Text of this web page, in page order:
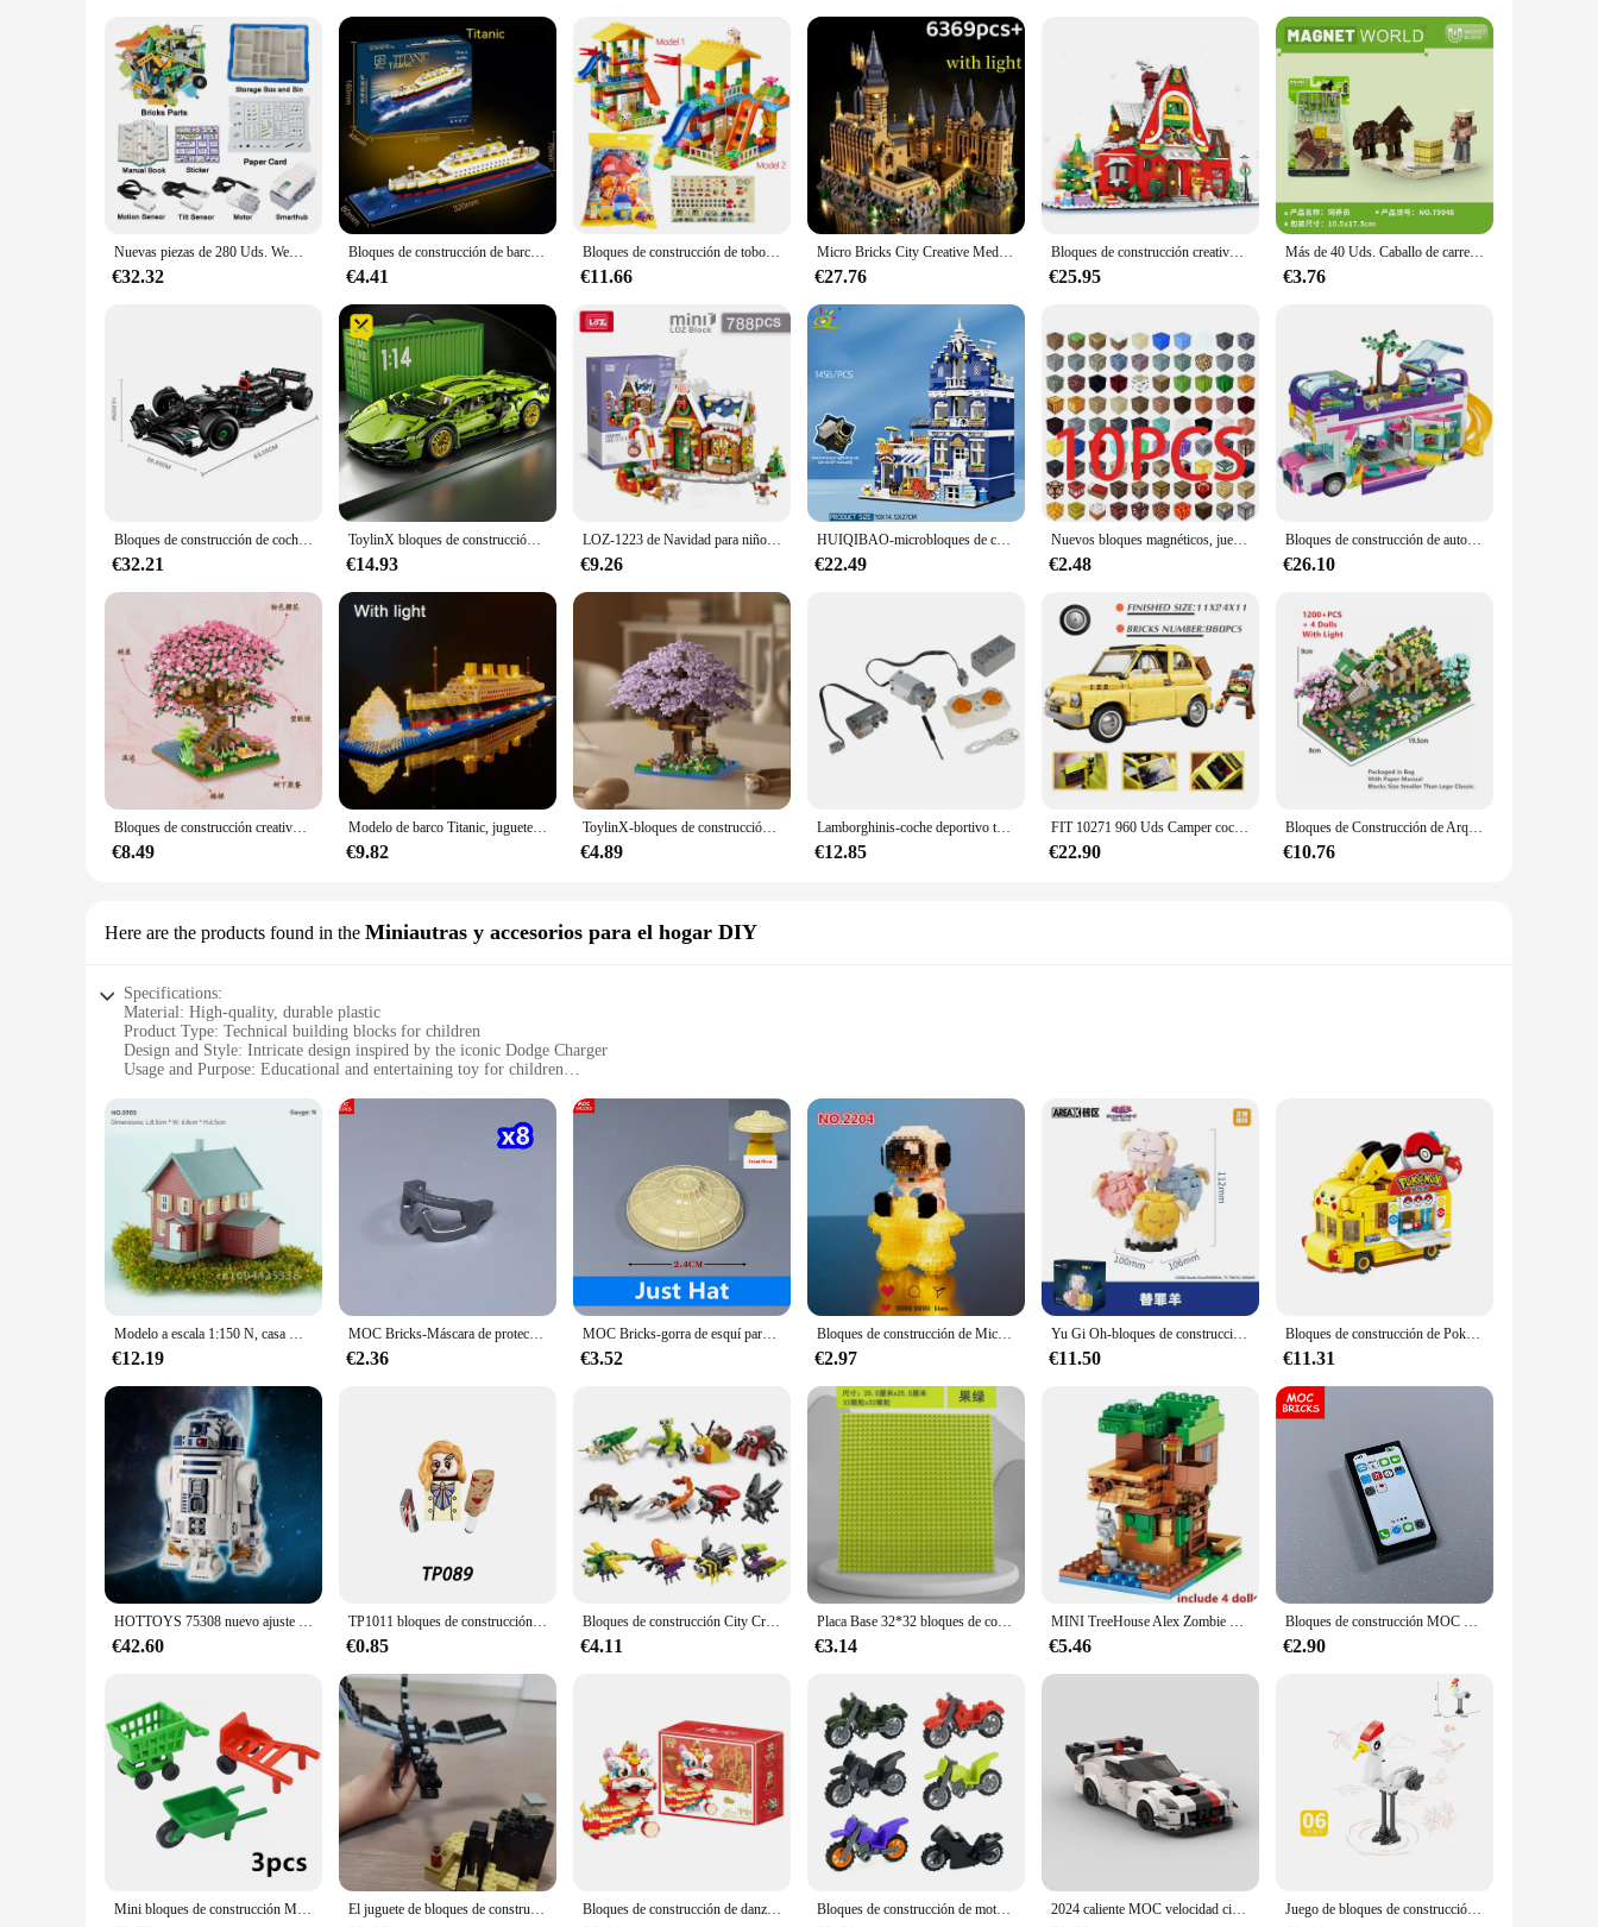
Nuevas piezas de 280 Uds. WeDo 2,0, juego de núcleos de construcción de robótica, bloques de construcción compatibles con 45300 Scratch 3,0, juguetes educativos DIY
€32.32
Bloques de construcción de barco gigante Titanic, juego de crucero Iceberg de lujo, Micro ciudad, modelo DIY, juguetes de ladrillos para niños, regalo para adultos
€4.41
Bloques de construcción de tobogán para niños, juguete de ladrillos para armar Castillo de gran tamaño, serie City House, ideal para regalo, código 153, piezas
€11.66
Micro Bricks City Creative Medieval Magic Castle Series, Escuela de Arquitectura, modelo de Palacio, bloques de construcción, regalos para niños, juguetes de montaje
€27.76
Bloques de construcción creativos para niños, modelo de Casa de Arte de Navidad, pueblo de invierno, juguetes para niños, regalo de Navidad, 2023
€25.95
Más de 40 Uds. Caballo de carrera dragón negro bloques de construcción magnéticos Kit de construcción juguetes DIY juego de rompecabezas para niños
€3.76
Bloques de construcción de coche de carreras de velocidad para niños, vehículo deportivo famoso, modelo de ciudad de fórmula negra técnica, juguete de montaje para niños, regalos
€32.21
ToylinX bloques de construcción técnicos carreras deporte coche vehículo de velocidad modelo ciudad mecánica Super ladrillos rompecabezas juguetes regalo para adultos
€14.93
LOZ-1223 de Navidad para niños, juguete de bloques de construcción de Casa Vintage, Papá Noel, modelo de rompecabezas
€9.26
HUIQIBAO-microbloques de construcción para niños, juguete de ladrillos para armar cafetería, esquina de la ciudad, arquitectura, vista de la calle, MOC
€22.49
Nuevos bloques magnéticos, juego mundial magnético de construcción de mina para niños y niñas, juguetes de construcción sensoriales para niños pequeños, regalos de Navidad
€2.48
Bloques de construcción de autobús de la amistad para niños, juguete MOC de montaje para niños, regalo para acampar, modelo rv, serie Good friend, 41395, 41395
€26.10
Bloques de construcción creativos para niños y adultos, juguete de ladrillos para armar casa del árbol Sakura, serie City Street View, ideal para regalo, 2000
€8.49
Modelo de barco Titanic, juguetes para niños, regalo de cumpleaños, montaje de bloques de construcción, bloque de plástico con lámpara, juguete de bloques de construcción Titanic
€9.82
ToylinX-bloques de construcción de Casa de cerezo rosa para niños, 1097 piezas, Escena de calle, modelo de montaje, adornos, juguetes, regalo de cumpleaños
€4.89
Lamborghinis-coche deportivo técnico de supervelocidad, modelo de bloques de construcción, vehículo de Control remoto, juguetes de ladrillo para chico y adulto, regalo
€12.85
FIT 10271 960 Uds Camper coche serie FIATED modelo 500 Kit de construcción creadores bloques DIY juguetes para niños regalos de cumpleaños niños
€22.90
Bloques de Construcción de Arquitectura China para Niño o Adulto, Microbloques para Modelo del Lago del Oeste con Torre y Árboles, Miniladrillos con Luz, Juguete DIY para Regalo
€10.76
Here are the products found in the Miniautras y accesorios para el hogar DIY
Specifications:
Material: High-quality, durable plastic
Product Type: Technical building blocks for children
Design and Style: Intricate design inspired by the iconic Dodge Charger
Usage and Purpose: Educational and entertaining toy for children
Performance and Property: Sturdy construction ensures long-lasting playtime
**Engaging and Educational Playtime**
Ignite your child's imagination with the Bloques de Construcción Técnicos para Niños, a set of building blocks designed to create a miniature Dodge Charger racing car. These blocks are not just toys;
they are a gateway to learning through play. As children assemble the pieces, they develop fine motor skills, spatial awareness, and problem-solving abilities. The intricate design of the Dodge Charger
model challenges them to replicate the real-world car's features, fostering a sense of accomplishment and pride in their creations.
**Versatile and Fun for All Ages**
Whether you're looking for a birthday gift, a Christmas present, or just a fun activity for your child, these blocks are perfect for children aged 6 and up. The set includes all the necessary pieces to
construct the racing car, making it an ideal DIY project for the whole family. The blocks are not only educational but also versatile, allowing children to use their creativity to build other structures or
vehicles. With a focus on quality and durability, these blocks are built to withstand the rigors of playtime, ensuring that the fun lasts and lasts.
**A Gift That Keeps on Giving**
suppliers looking to offer a unique and educational toy to their customers. The Bloques de Construcción Técnicos para Niños are a perfect addition to any home DIY project, providing a fun and
educational experience for children and adults alike. With the blocks' ability to spark imagination and enhance problem-solving skills, they are a gift that keeps on giving, providing endless hours of
entertainment and learning.
Modelo a escala 1:150 N, casa Dwelling, modelo de patio de estilo americano, Kit de Material de construcción, Diorama, tren, diseño ferroviario, 1 ud.
€12.19
MOC Bricks-Máscara de protección facial para niños, figura de desgaste, cuello, bloque de construcción educativo, accesorios ensamblados, juguetes para niños, 4cm
€2.36
MOC Bricks-gorra de esquí para niños, sombrero de vaquero, accesorios para la cabeza, piezas de figuras, bloques de construcción, juguetes, regalos para niños, 10 unidades por lote
€3.52
Bloques de construcción de Micro partículas de la serie de astronautas espaciales creativos, figuras con luz, juego de ladrillos DIY, juguetes para niños, regalo de Navidad
€2.97
Yu Gi Oh-bloques de construcción de la serie Little Monster, juguete educativo ensamblado, regalo de adorno, mago, Scapegoat, Kuriboh
€11.50
Bloques de construcción de Pokémon para niños, juguete de ladrillos para armar Mini coche de Pikachu, serie de dibujos animados, ideal para regalo, 2022
€11.31
HOTTOYS 75308 nuevo ajuste 2314 Uds R2D2 R2-D2 Robot estrella Unión espacial modelo bloques de construcción ladrillos niño cumpleaños regalo de Navidad juguete chico
€42.60
TP1011 bloques de construcción Horror Freddie Jason Slender Terrfier personajes figuras ladrillos juguetes para niños
€0.85
Bloques de construcción City Creative para niños, Mini insectos, mariquita, Caracol, Libélula, mariposa, escarabajo, ladrillos, animales, juguetes educativos
€4.11
Placa Base 32*32 bloques de construcción clásicos tablero Base de ladrillos montaje DIY Compatible con Legoeds juguetes para niños regalos para chico
€3.14
MINI TreeHouse Alex Zombie bloques de construcción de acción juegos de modelos clásicos ladrillos Kits para niños juguetes para niños
€5.46
Bloques de construcción MOC para niños, ladrillos para armar juguete de teléfono, ordenador, música, regalo, 10 unids/lote
€2.90
Mini bloques de construcción MOC City, accesorios de comida, pescado, manzana, perro caliente, pastel, Pizza, patatas fritas, pollo, figuras, caja de ladrillos, placa, juguete Compatible El juguete de bloques de construcción modelo Ender Dragon para regalo de cumpleaños Bloques de construcción de danza del león chino para niños, regalo de Festival de Primavera de Año Nuevo, decoración de escritorio creativa, ladrillos educativos DIY, Juguetes Bloques de construcción de motocicleta de la segunda guerra mundial para niños, juguetes de piezas MOC, modelo de vehículos campestres, accesorios militares, DIY 2024 caliente MOC velocidad ciudad coche campeón Racer supercoche clásico bloques de construcción ladrillo carreras súper técnica garaje creativo DIY Set Juego de bloques de construcción de animales, Mini juguete de ladrillos, Cuervo, loro, pavo real, águila, flamenco, pájaro carpintero, avestruz, grúa coronada roja, golondrina